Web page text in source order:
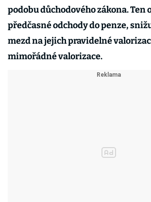
podobu důchodového zákona. Ten
předčasné odchody do penze,
mezd na jejich pravidelné
mimořádné valorizace.